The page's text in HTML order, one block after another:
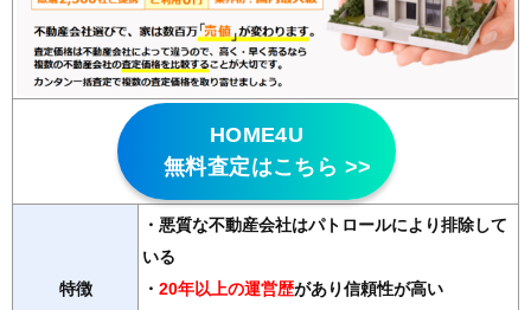
HOME4U
無料査定はこちら >>
特徴
・悪質な不動産会社はパトロールにより排除して
いる
・ 20年以上の運営歴があり信頼性が高い